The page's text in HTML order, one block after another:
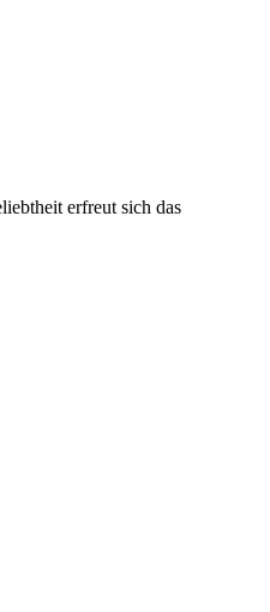
erfreut sich das